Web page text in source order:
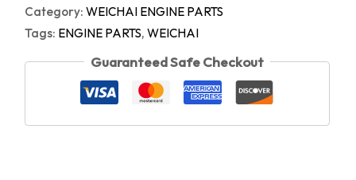
Category: WEICHAI ENGINE PARTS
Tags: ENGINE PARTS, WEICHAI
Guaranteed Safe Checkout